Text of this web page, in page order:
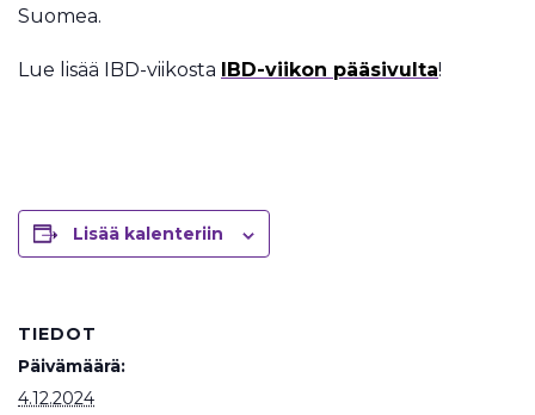
Suomea.
Lue lisää IBD-viikosta IBD-viikon pääsivulta!
Lisää kalenteriin
TIEDOT
Päivämäärä:
4.12.2024